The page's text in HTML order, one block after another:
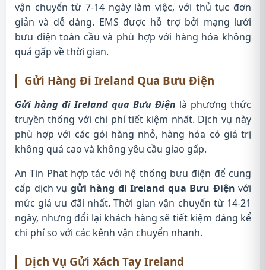
vận chuyển từ 7-14 ngày làm việc, với thủ tục đơn
giản và dễ dàng. EMS được hỗ trợ bởi mạng lưới
bưu điện toàn cầu và phù hợp với hàng hóa không
quá gấp về thời gian.
Gửi Hàng Đi Ireland Qua Bưu Điện
Gửi hàng đi Ireland qua Bưu Điện là phương thức
truyền thống với chi phí tiết kiệm nhất. Dịch vụ này
phù hợp với các gói hàng nhỏ, hàng hóa có giá trị
không quá cao và không yêu cầu giao gấp.
An Tin Phat hợp tác với hệ thống bưu điện để cung
cấp dịch vụ gửi hàng đi Ireland qua Bưu Điện với
mức giá ưu đãi nhất. Thời gian vận chuyển từ 14-21
ngày, nhưng đổi lại khách hàng sẽ tiết kiệm đáng kể
chi phí so với các kênh vận chuyển nhanh.
Dịch Vụ Gửi Xách Tay Ireland